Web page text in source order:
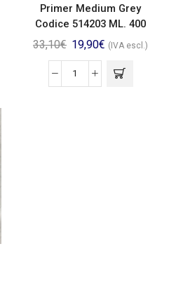
Primer Medium Grey
Codice 514203 ML. 400
33,10€ 19,90€ (IVA escl.)